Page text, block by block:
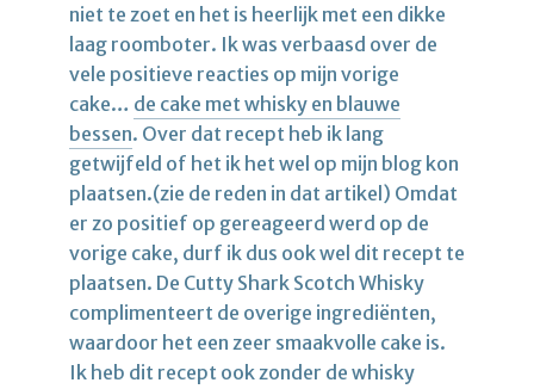
niet te zoet en het is heerlijk met een dikke
laag roomboter. Ik was verbaasd over de
vele positieve reacties op mijn vorige
cake… de cake met whisky en blauwe
bessen. Over dat recept heb ik lang
getwijfeld of het ik het wel op mijn blog kon
plaatsen.(zie de reden in dat artikel) Omdat
er zo positief op gereageerd werd op de
vorige cake, durf ik dus ook wel dit recept te
plaatsen. De Cutty Shark Scotch Whisky
complimenteert de overige ingrediënten,
waardoor het een zeer smaakvolle cake is.
Ik heb dit recept ook zonder de whisky